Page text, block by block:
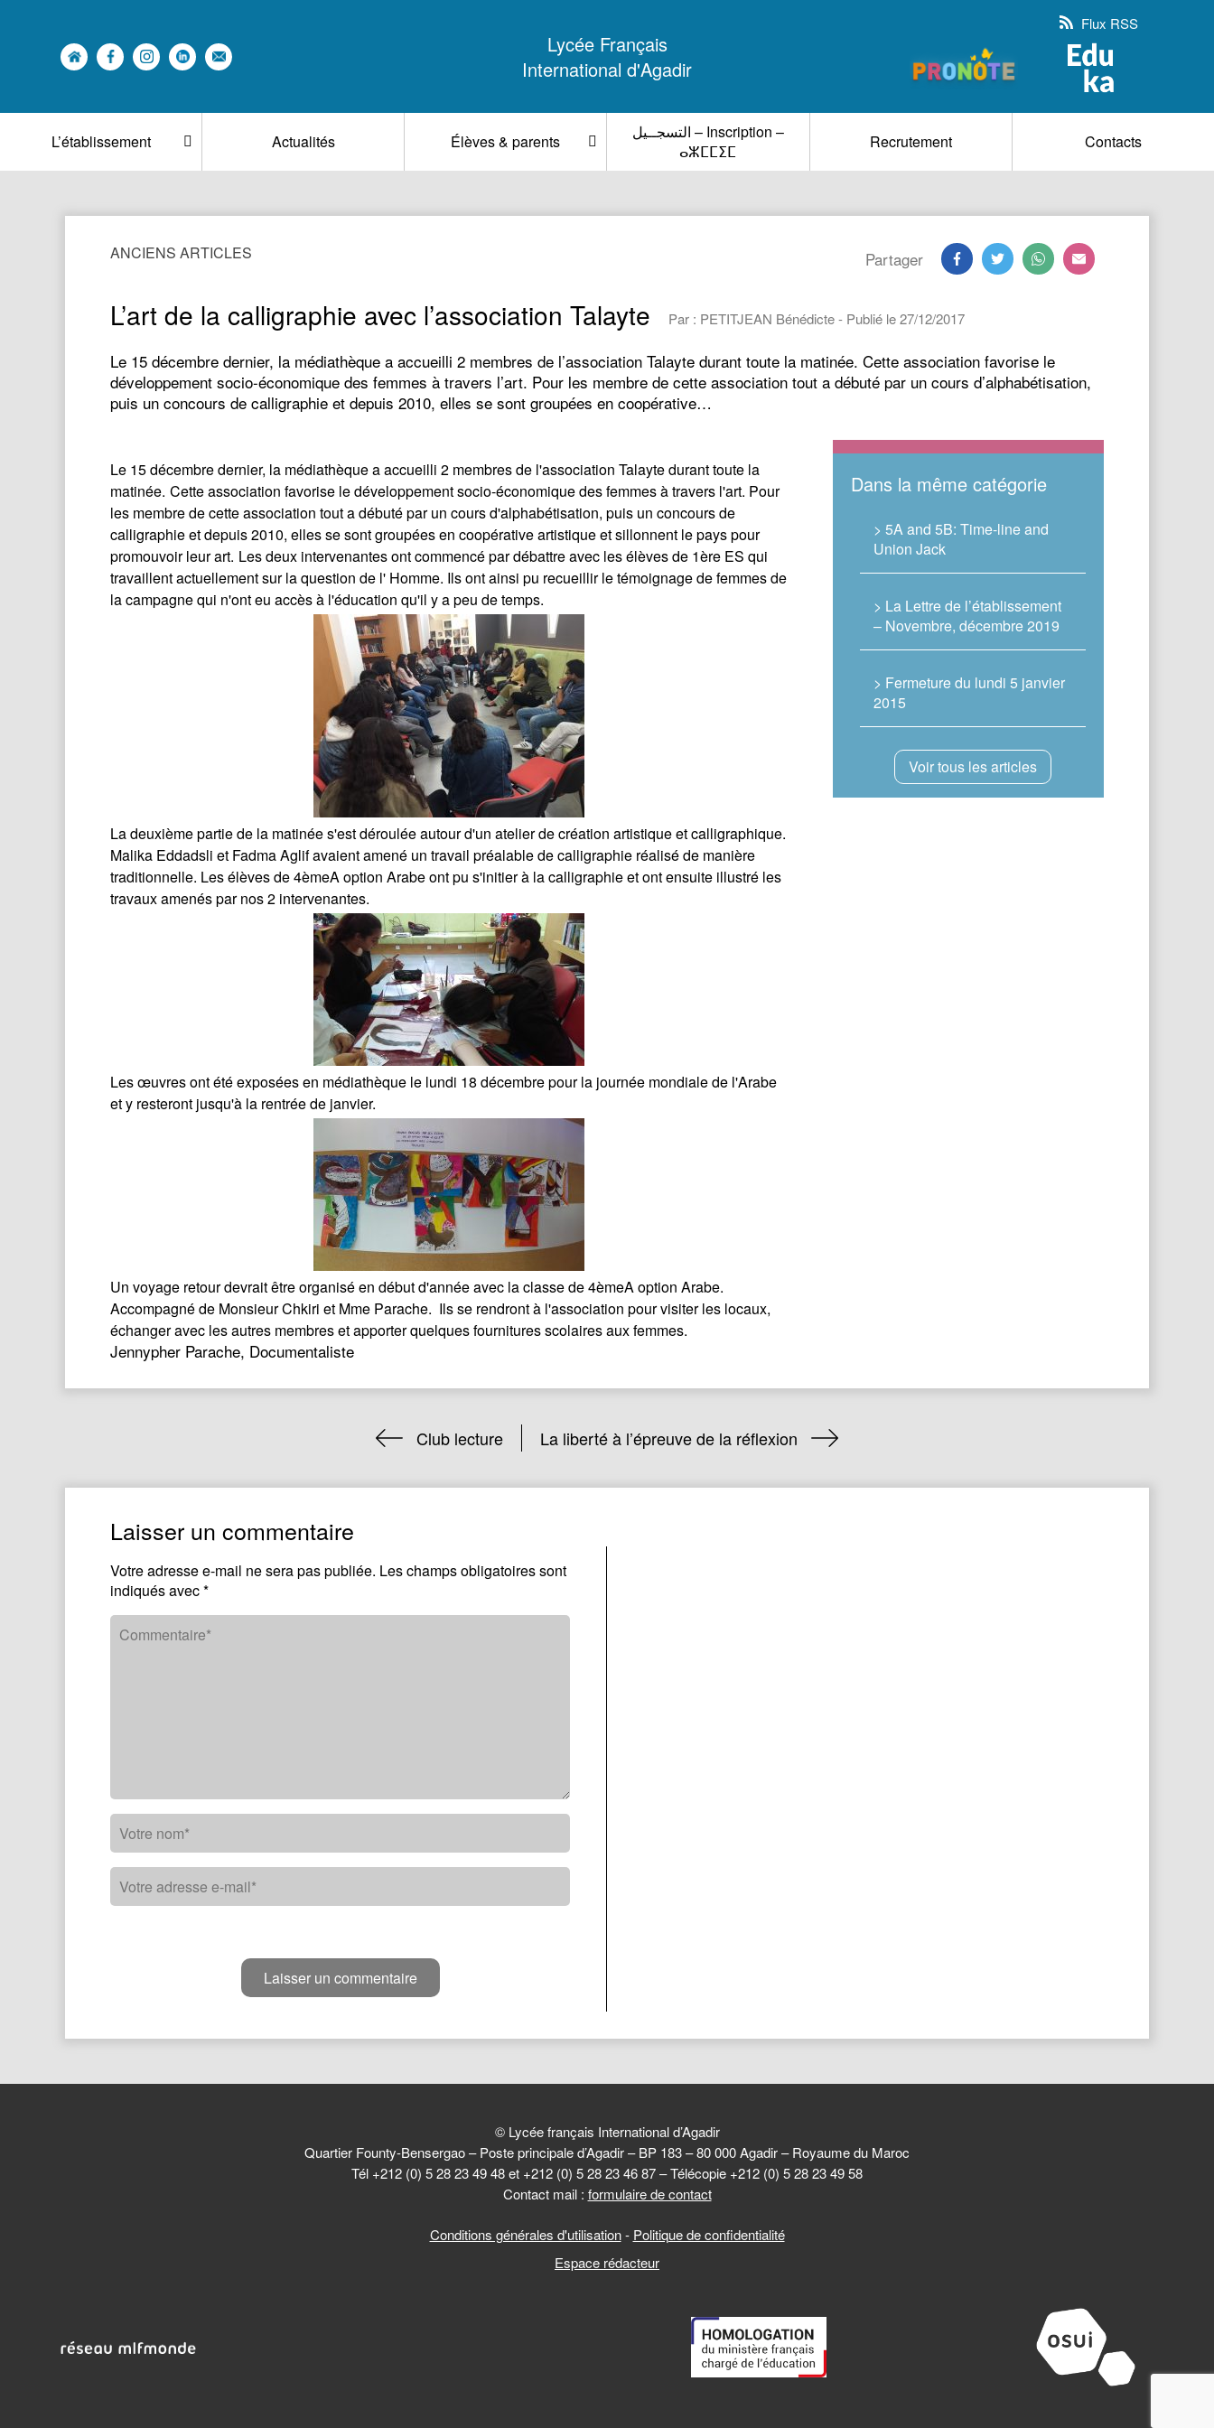
Lycée Français
International d'Agadir
Flux RSS
L’établissement Actualités Élèves & parents
التسجــيل – Inscription –
ⴰⵣⵎⵎⵉⵎ
Recrutement Contacts
ANCIENS ARTICLES Partager
L’art de la calligraphie avec l’association Talayte Par : PETITJEAN Bénédicte - Publié le 27/12/2017
Le 15 décembre dernier, la médiathèque a accueilli 2 membres de l’association Talayte durant toute la matinée. Cette association favorise le
développement socio-économique des femmes à travers l’art. Pour les membre de cette association tout a débuté par un cours d’alphabétisation,
puis un concours de calligraphie et depuis 2010, elles se sont groupées en coopérative…
Le 15 décembre dernier, la médiathèque a accueilli 2 membres de l'association Talayte durant toute la
matinée. Cette association favorise le développement socio-économique des femmes à travers l'art. Pour
les membre de cette association tout a débuté par un cours d'alphabétisation, puis un concours de
calligraphie et depuis 2010, elles se sont groupées en coopérative artistique et sillonnent le pays pour
promouvoir leur art. Les deux intervenantes ont commencé par débattre avec les élèves de 1ère ES qui
travaillent actuellement sur la question de l' Homme. Ils ont ainsi pu recueillir le témoignage de femmes de
la campagne qui n'ont eu accès à l'éducation qu'il y a peu de temps.
La deuxième partie de la matinée s'est déroulée autour d'un atelier de création artistique et calligraphique.
Malika Eddadsli et Fadma Aglif avaient amené un travail préalable de calligraphie réalisé de manière
traditionnelle. Les élèves de 4èmeA option Arabe ont pu s'initier à la calligraphie et ont ensuite illustré les
travaux amenés par nos 2 intervenantes.
Les œuvres ont été exposées en médiathèque le lundi 18 décembre pour la journée mondiale de l'Arabe
et y resteront jusqu'à la rentrée de janvier.
Un voyage retour devrait être organisé en début d'année avec la classe de 4èmeA option Arabe.
Accompagné de Monsieur Chkiri et Mme Parache. Ils se rendront à l'association pour visiter les locaux,
échanger avec les autres membres et apporter quelques fournitures scolaires aux femmes.
Jennypher Parache, Documentaliste
Dans la même catégorie
> 5A and 5B: Time-line and
Union Jack
> La Lettre de l’établissement
– Novembre, décembre 2019
> Fermeture du lundi 5 janvier
2015
Voir tous les articles
Club lecture La liberté à l’épreuve de la réflexion
Laisser un commentaire
Votre adresse e-mail ne sera pas publiée. Les champs obligatoires sont
indiqués avec*
© Lycée français International d’Agadir
Quartier Founty-Bensergao – Poste principale d’Agadir – BP 183 – 80 000 Agadir – Royaume du Maroc
Tél +212 (0) 5 28 23 49 48 et +212 (0) 5 28 23 46 87 – Télécopie +212 (0) 5 28 23 49 58
Contact mail : formulaire de contact
Conditions générales d'utilisation- Politique de confidentialité
Espace rédacteur